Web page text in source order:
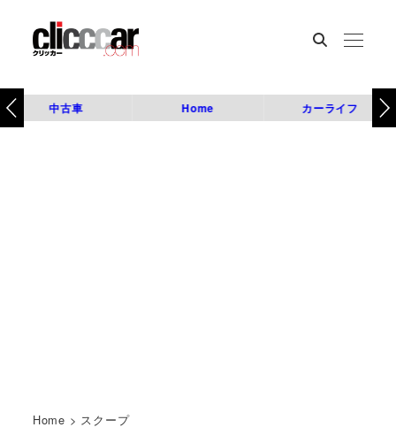
中古車 Home カーライフ
Home > スクープ